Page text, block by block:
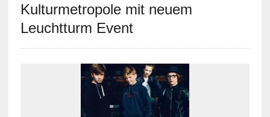
Kulturmetropole mit neuem
Leuchtturm Event